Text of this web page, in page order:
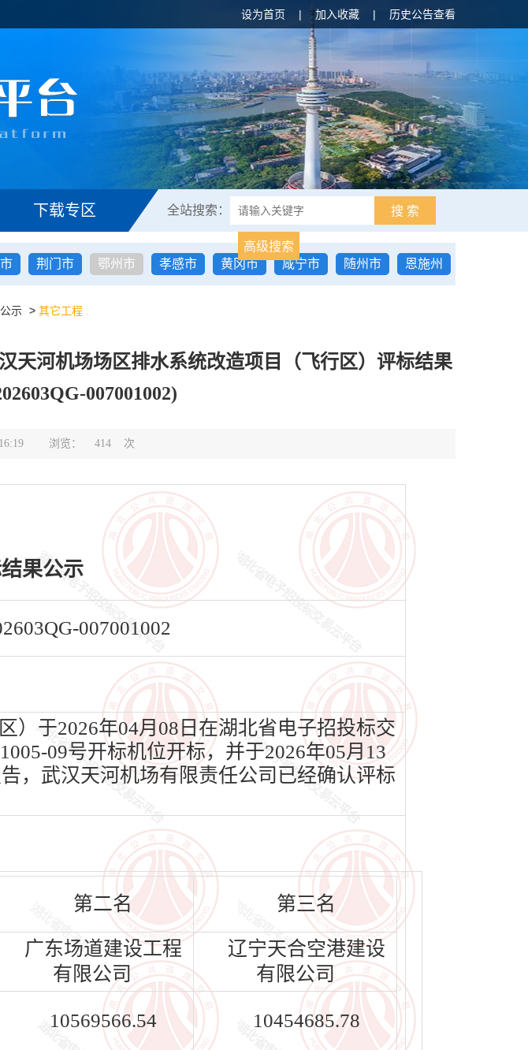
设为首页 | 加入收藏 | 历史公告查看
下载专区 全站搜索： 搜 索
高级搜索
荆门市 鄂州市 孝感市 黄冈市 咸宁市 随州市
恩施州
示 > 其它工程
天河机场场区排水系统改造项目（飞行区）评标结果
007001002)
浏览： 414 次
果公示
007001002
于2026年04月08日在湖北省电子招投标交
09号开标机位开标，并于2026年05月13
，武汉天河机场有限责任公司已经确认评标
第二名 第三名
广东场道建设工程
有限公司
辽宁天合空港建设
有限公司
10569566.54 10454685.78